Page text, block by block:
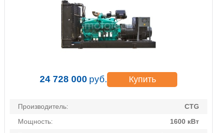
24 728 000 руб. Купить
Производитель:
CTG
Мощность:
1600 кВт